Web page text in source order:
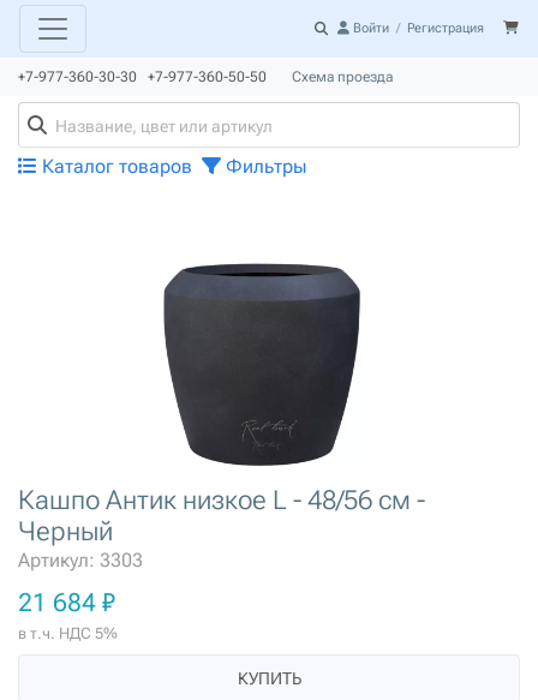
Войти / Регистрация
+7-977-360-30-30 +7-977-360-50-50 Схема проезда
Каталог товаров Фильтры
Кашпо Антик низкое L - 48/56 см -
Черный
Артикул: 3303
21 684 ₽
в т.ч. НДС 5%
КУПИТЬ